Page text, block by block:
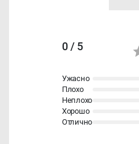
0 / 5
Ужасно
Плохо
Неплохо
Хорошо
Отлично